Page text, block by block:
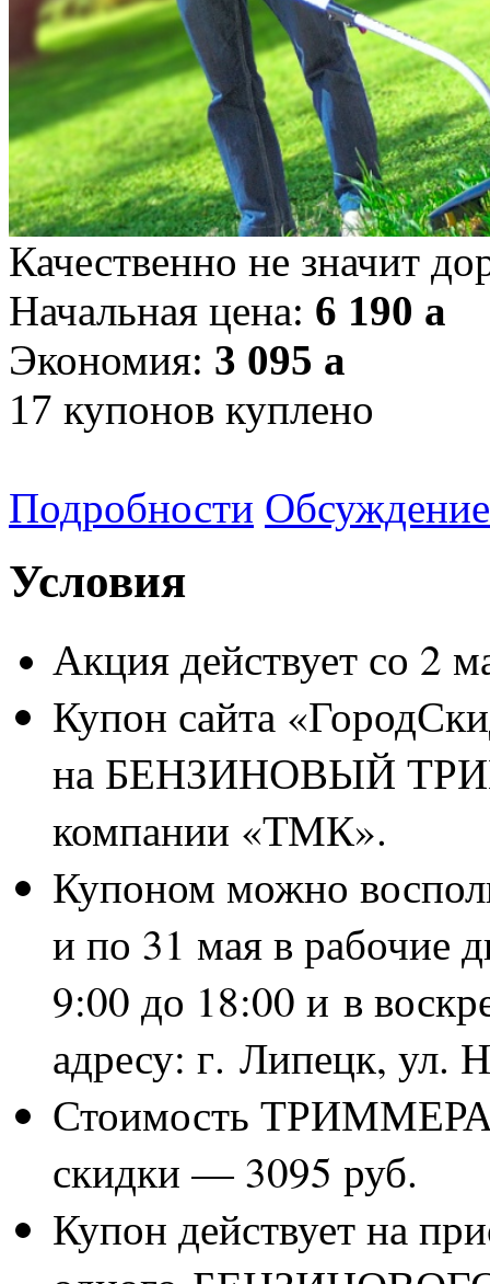
Качественно не значит
Начальная цена: 6 190 a
Экономия: 3 095 a
17 купонов куплено
Подробности Обсуждение
Условия
Акция действует со 2
Купон сайта
на БЕНЗИНОВЫЙ
компании «ТМК».
Купоном можно
и по 31 мая в рабочие
9:00 до 18:00 и в
адресу: г. Липецк, ул.
Стоимость ТРИММЕРА
скидки — 3095 руб.
Купон действует на